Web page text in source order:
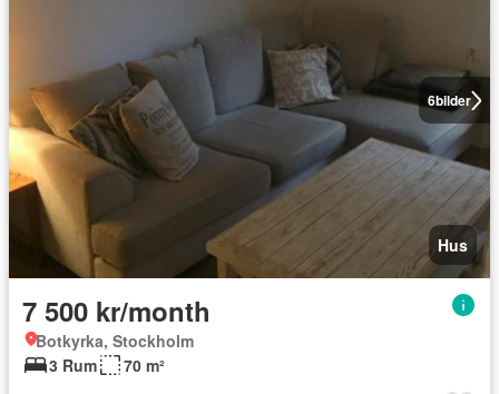
6bilder
Hus
7 500 kr/month
Botkyrka, Stockholm
3 Rum
70 m²